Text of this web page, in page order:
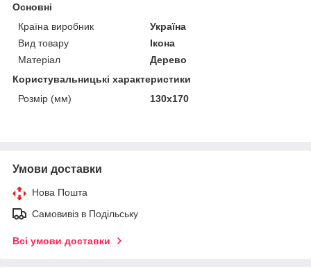
Основні
Країна виробник
Україна
Вид товару
Ікона
Матеріал
Дерево
Користувальницькі характеристики
Розмір (мм)
130х170
Умови доставки
Нова Пошта
Самовивіз в Подільську
Всі умови доставки